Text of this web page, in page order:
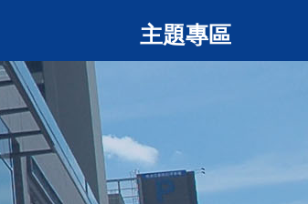
主題專區